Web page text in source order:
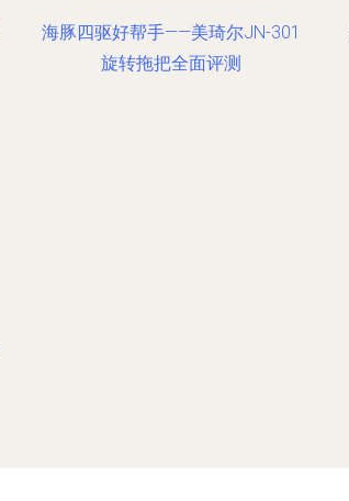
海豚四驱好帮手——美琦尔JN-301
旋转拖把全面评测